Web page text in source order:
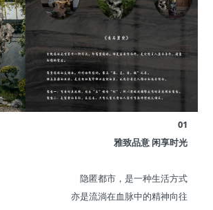
01
雅致品意 闲享时光
隐匿都市，是一种生活方式
亦是流淌在血脉中的精神向往